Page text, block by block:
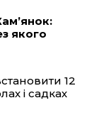
якого
12
і садках